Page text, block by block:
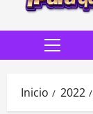
Menú
Inicio 2022